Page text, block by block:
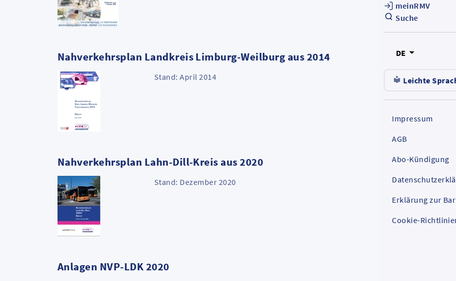
meinRMV
Suche
DE
Leichte
Impressum
AGB
Abo-Kündigung
Erklärung zur
Cookie-
Nahverkehrsplan Landkreis Limburg-Weilburg aus 2014
Stand: April 2014
Nahverkehrsplan Lahn-Dill-Kreis aus 2020
Stand: Dezember 2020
Anlagen NVP-LDK 2020